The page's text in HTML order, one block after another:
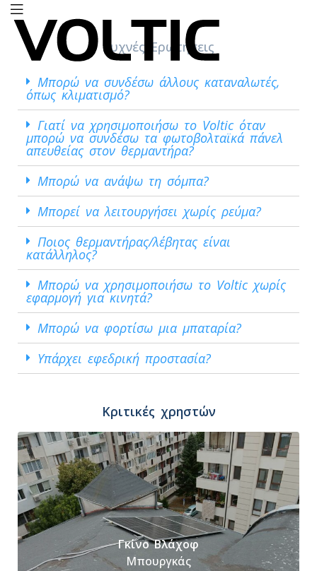
Voltic
Συχνές Ερωτήσεις
Μπορώ να συνδέσω άλλους καταναλωτές,
όπως κλιματισμό?
Γιατί να χρησιμοποιήσω το Voltic όταν
μπορώ να συνδέσω τα φωτοβολταϊκά πάνελ
απευθείας στον θερμαντήρα?
Μπορώ να ανάψω τη σόμπα?
Μπορεί να λειτουργήσει χωρίς ρεύμα?
Ποιος θερμαντήρας/λέβητας είναι
κατάλληλος?
Μπορώ να χρησιμοποιήσω το Voltic χωρίς
εφαρμογή για κινητά?
Μπορώ να φορτίσω μια μπαταρία?
Υπάρχει εφεδρική προστασία?
Κριτικές χρηστών
Γκίνο Βλάχοφ
Μπουργκάς